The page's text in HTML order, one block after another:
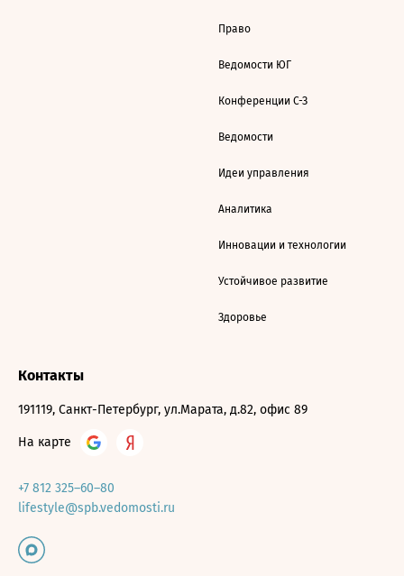
Право
Ведомости ЮГ
Конференции С-З
Ведомости
Идеи управления
Аналитика
Инновации и технологии
Устойчивое развитие
Здоровье
Контакты
191119, Санкт-Петербург, ул.Марата, д.82, офис 89
На карте
+7 812 325–60–80
lifestyle@spb.vedomosti.ru